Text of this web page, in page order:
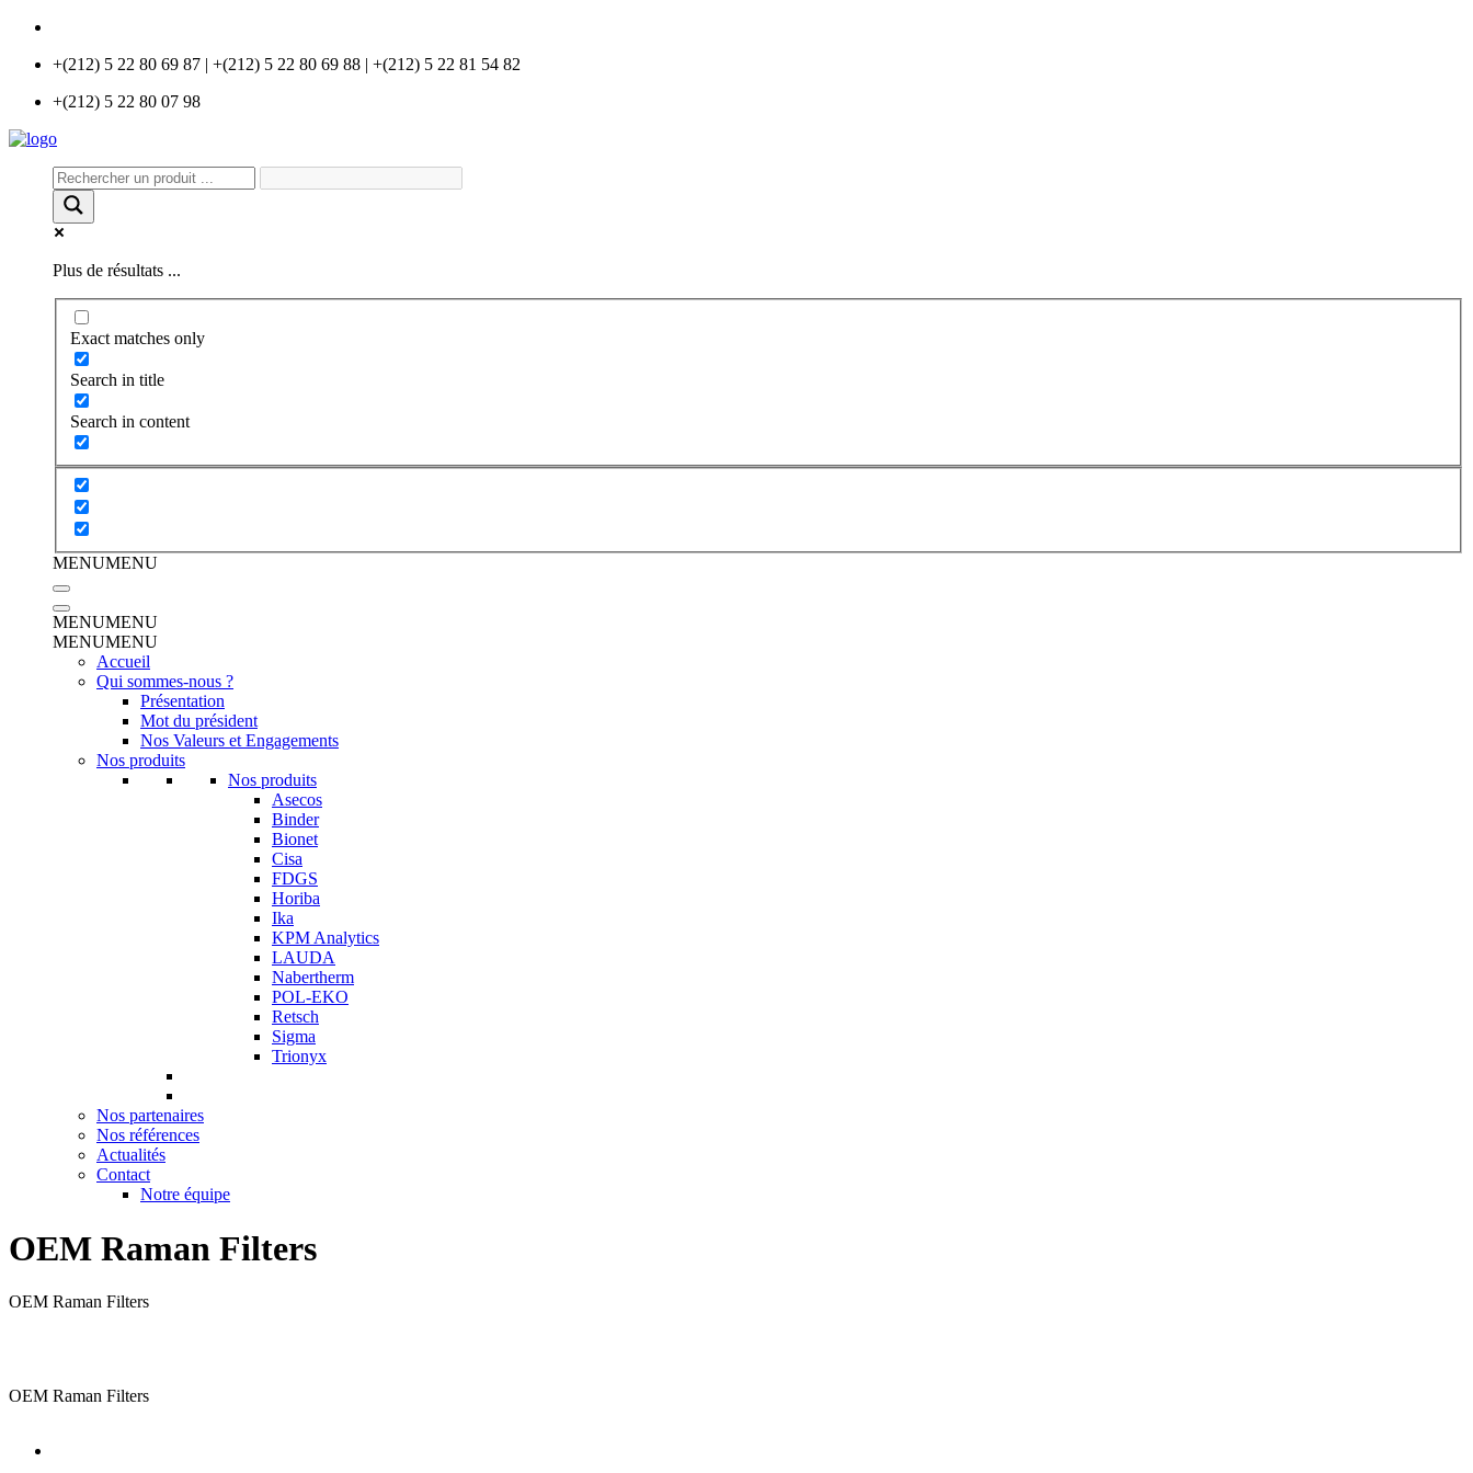
+(212) 5 22 80 69 87 | +(212) 5 22 80 69 88 | +(212) 5 22 81 54 82
+(212) 5 22 80 07 98
Plus de résultats ...
Exact matches only
Search in title
Search in content
MENUMENU
MENUMENU
MENUMENU
Accueil
Qui sommes-nous ?
Présentation
Mot du président
Nos Valeurs et Engagements
Nos produits
Nos produits
Asecos
Binder
Bionet
Cisa
FDGS
Horiba
Ika
KPM Analytics
LAUDA
Nabertherm
POL-EKO
Retsch
Sigma
Trionyx
Nos partenaires
Nos références
Actualités
Contact
Notre équipe
OEM Raman Filters
OEM Raman Filters
OEM Raman Filters